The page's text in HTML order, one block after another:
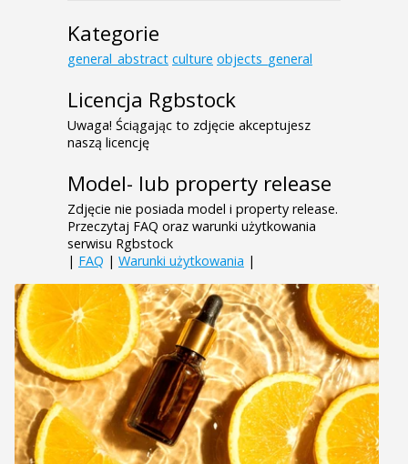
Kategorie
general_abstract culture objects_general
Licencja Rgbstock
Uwaga! Ściągając to zdjęcie akceptujesz
naszą licencję
Model- lub property release
Zdjęcie nie posiada model i property release.
Przeczytaj FAQ oraz warunki użytkowania
serwisu Rgbstock
| FAQ | Warunki użytkowania |